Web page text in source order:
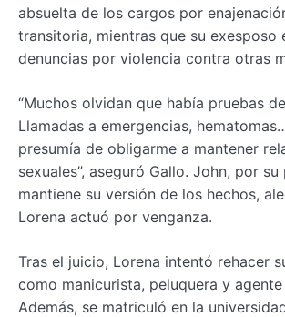
absuelta de los cargos por
transitoria, mientras que su exesposo
denuncias por violencia contra otras
“Muchos olvidan que había pruebas
Llamadas a emergencias,
presumía de obligarme a mantener
sexuales”, aseguró Gallo. John, por su
mantiene su versión de los hechos,
Lorena actuó por venganza.
Tras el juicio, Lorena intentó rehacer
como manicurista, peluquera y
Además, se matriculó en la